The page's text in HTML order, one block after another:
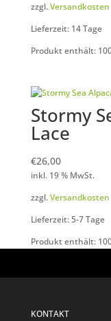
zzgl.Versandkosten
Lieferzeit: 14 Tage
Produkt enthält:
Stormy
Lace
€26,00
inkl. 19 % MwSt.
zzgl.Versandkosten
Lieferzeit: 5-7 Tage
Produkt enthält:
KONTAKT